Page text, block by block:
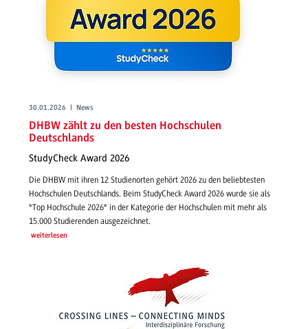
30.01.2026 | News
DHBW zählt zu den besten Hochschulen
Deutschlands
StudyCheck Award 2026
Die DHBW mit ihren 12 Studienorten gehört 2026 zu den beliebtesten
Hochschulen Deutschlands. Beim StudyCheck Award 2026 wurde sie als
"Top Hochschule 2026" in der Kategorie der Hochschulen mit mehr als
15.000 Studierenden ausgezeichnet.
weiterlesen